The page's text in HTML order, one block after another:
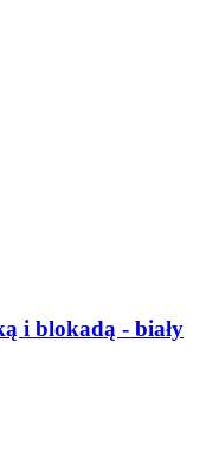
i blokadą -​ biały